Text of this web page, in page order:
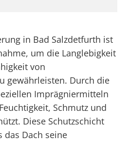
in Bad Salzdetfurth ist
um die Langlebigkeit
von
gewährleisten. Durch die
Imprägniermitteln
Schmutz und
Diese Schutzschicht
das Dach seine